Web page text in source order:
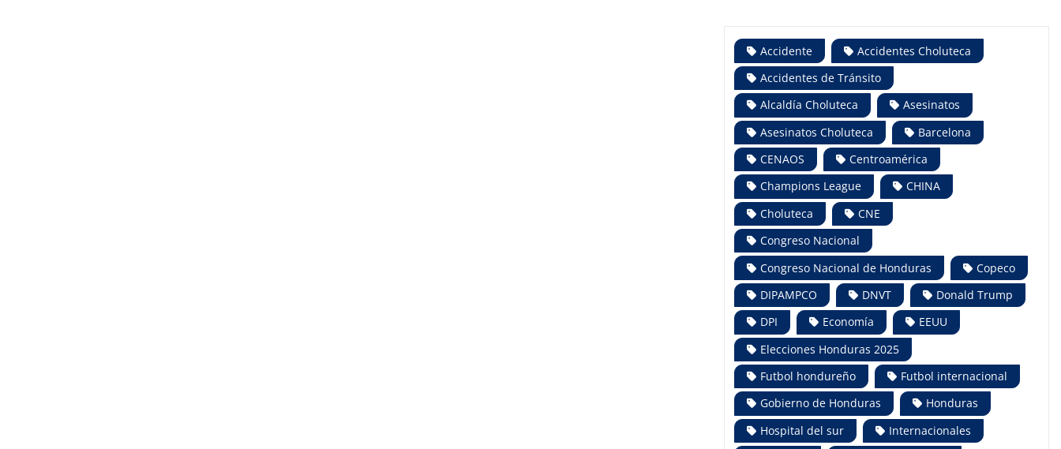
Accidente
Accidentes Choluteca
Accidentes de Tránsito
Alcaldía Choluteca
Asesinatos
Asesinatos Choluteca
Barcelona
CENAOS
Centroamérica
Champions League
CHINA
Choluteca
CNE
Congreso Nacional
Congreso Nacional de Honduras
Copeco
DIPAMPCO
DNVT
Donald Trump
DPI
Economía
EEUU
Elecciones Honduras 2025
Futbol hondureño
Futbol internacional
Gobierno de Honduras
Honduras
Hospital del sur
Internacionales